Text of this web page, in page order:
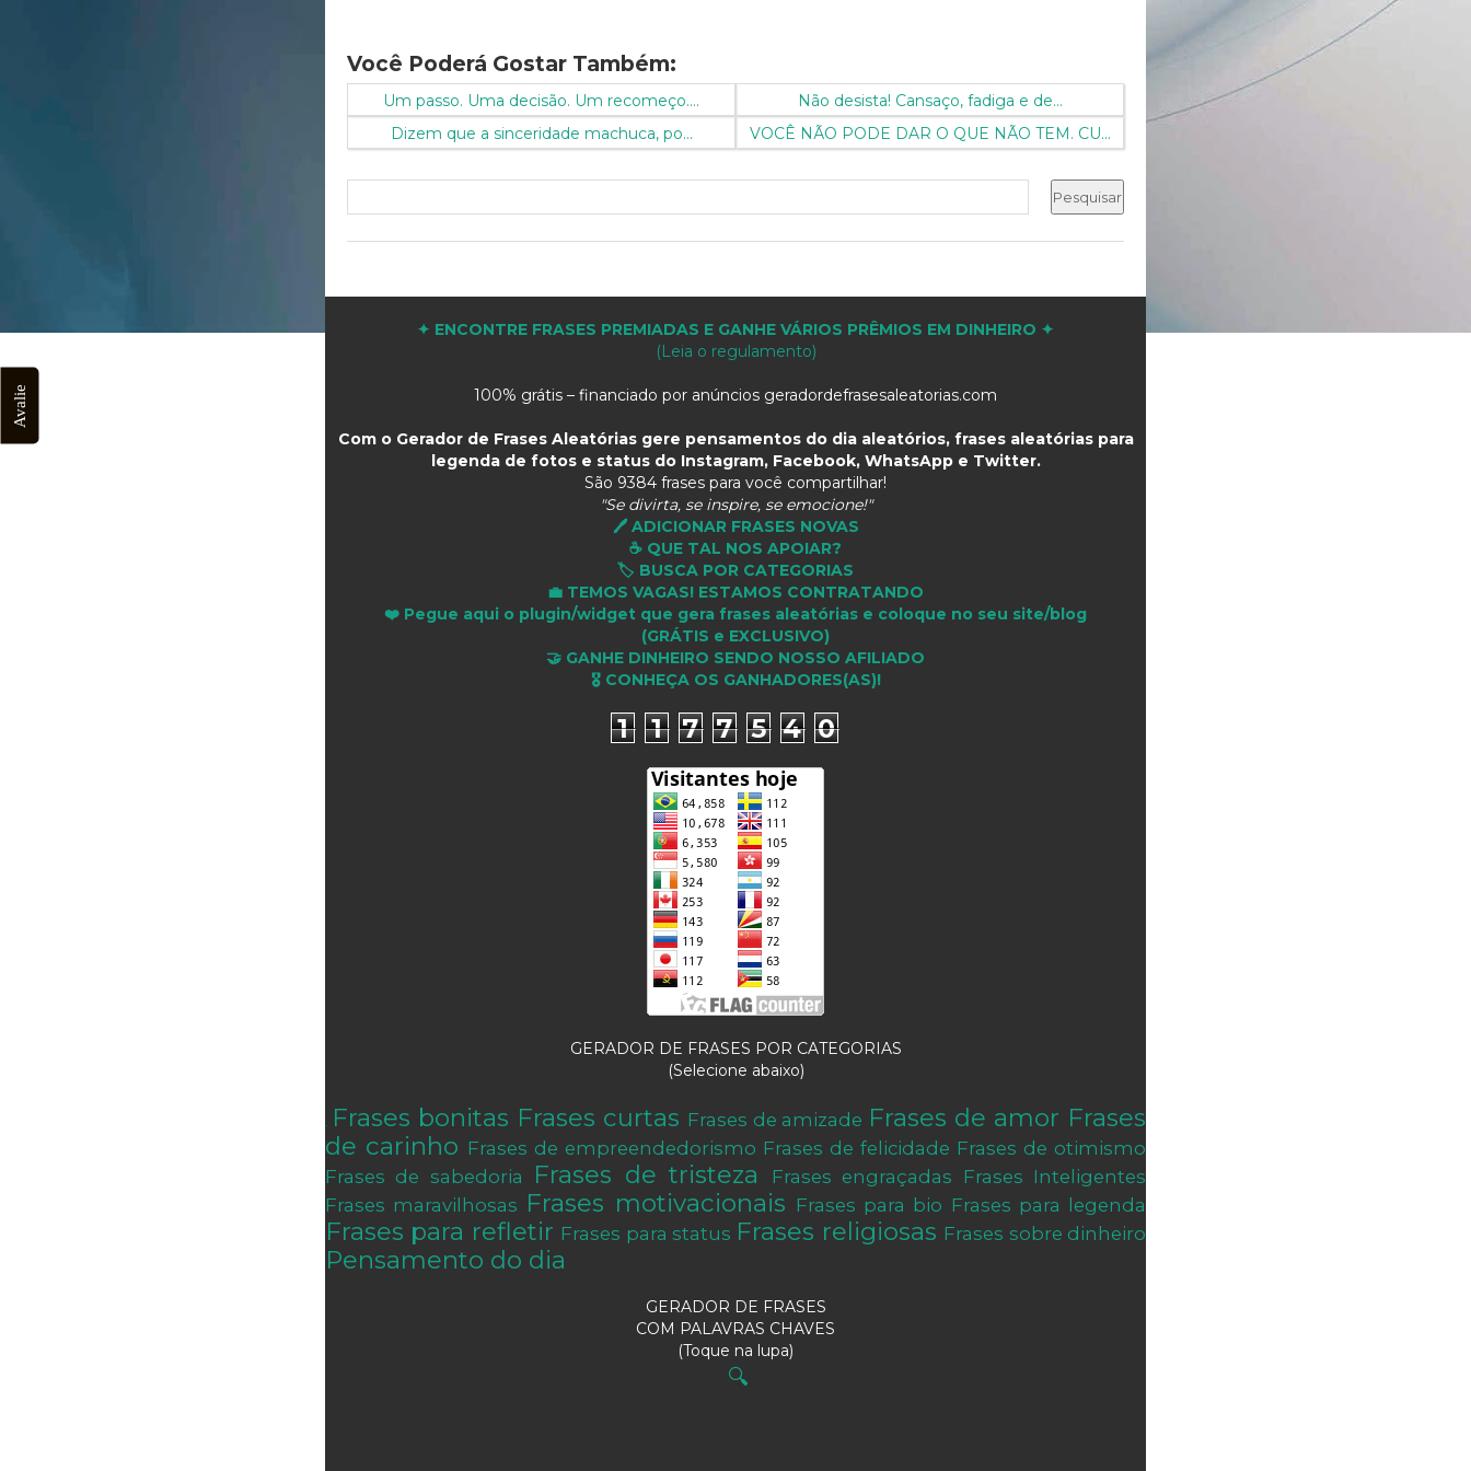
Você Poderá Gostar Também:
Um passo. Uma decisão. Um recomeço....
Não desista! Cansaço, fadiga e de...
Dizem que a sinceridade machuca, po...
VOCÊ NÃO PODE DAR O QUE NÃO TEM. CU...
✦ ENCONTRE FRASES PREMIADAS E GANHE VÁRIOS PRÊMIOS EM DINHEIRO ✦
(Leia o regulamento)
100% grátis – financiado por anúncios geradordefrasesaleatorias.com
Com o Gerador de Frases Aleatórias gere pensamentos do dia aleatórios, frases aleatórias para
legenda de fotos e status do Instagram, Facebook, WhatsApp e Twitter.
São 9384 frases para você compartilhar!
"Se divirta, se inspire, se emocione!"
🖊️ ADICIONAR FRASES NOVAS
☕ QUE TAL NOS APOIAR?
🏷️ BUSCA POR CATEGORIAS
💼 TEMOS VAGAS! ESTAMOS CONTRATANDO
❤️ Pegue aqui o plugin/widget que gera frases aleatórias e coloque no seu site/blog
(GRÁTIS e EXCLUSIVO)
🤝 GANHE DINHEIRO SENDO NOSSO AFILIADO
🎖 CONHEÇA OS GANHADORES(AS)!
1 1 7 7 5 4 0
GERADOR DE FRASES POR CATEGORIAS
(Selecione abaixo)
Frases bonitas Frases curtas Frases de amizade Frases de amor Frases
de carinho Frases de empreendedorismo Frases de felicidade Frases de otimismo
Frases de sabedoria
Frases de tristeza Frases engraçadas
Frases Inteligentes
Frases maravilhosas Frases motivacionais Frases para bio Frases para legenda
Frases para refletir Frases para status Frases religiosas Frases sobre dinheiro
Pensamento do dia
GERADOR DE FRASES
COM PALAVRAS CHAVES
(Toque na lupa)
🔍
Avalie